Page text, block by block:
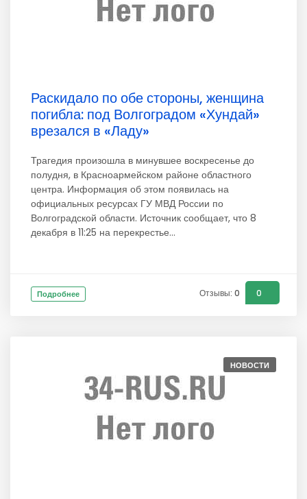
Раскидало по обе стороны, женщина
погибла: под Волгоградом «Хундай»
врезался в «Ладу»
Трагедия произошла в минувшее воскресенье до
полудня, в Красноармейском районе областного
центра. Информация об этом появилась на
официальных ресурсах ГУ МВД России по
Волгоградской области. Источник сообщает, что 8
декабря в 11:25 на перекрестье...
Подробнее Отзывы: 0 0
НОВОСТИ